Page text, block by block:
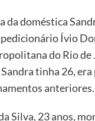
da doméstica
Ívio
do Rio
tinha 26,
anteriores.
Silva, 23 anos,